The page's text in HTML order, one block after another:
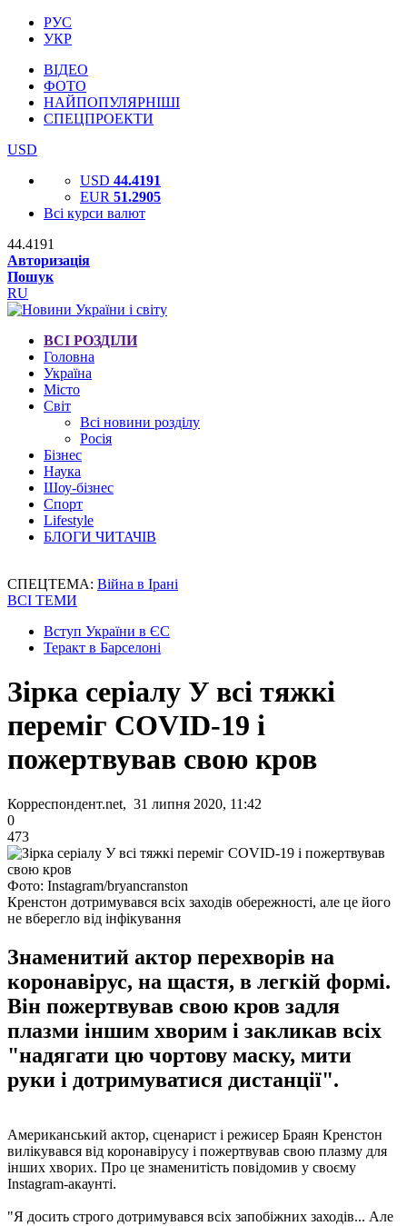
РУС
УКР
ВІДЕО
ФОТО
НАЙПОПУЛЯРНІШІ
СПЕЦПРОЕКТИ
USD
USD 44.4191
EUR 51.2905
Всі курси валют
44.4191
Авторизація
Пошук
RU
ВСІ РОЗДІЛИ
Головна
Україна
Місто
Світ
Всі новини розділу
Росія
Бізнес
Наука
Шоу-бізнес
Спорт
Lifestyle
БЛОГИ ЧИТАЧІВ
СПЕЦТЕМА: Війна в Ірані
ВСІ ТЕМИ
Вступ України в ЄС
Теракт в Барселоні
Зірка серіалу У всі тяжкі
переміг COVID-19 і
пожертвував свою кров
Корреспондент.net, 31 липня 2020, 11:42
0
473
Фото: Instagram/bryancranston
Кренстон дотримувався всіх заходів обережності, але це його
не вберегло від інфікування
Знаменитий актор перехворів на
коронавірус, на щастя, в легкій формі.
Він пожертвував свою кров задля
плазми іншим хворим і закликав всіх
"надягати цю чортову маску, мити
руки і дотримуватися дистанції".
Американський актор, сценарист і режисер Браян Кренстон
вилікувався від коронавірусу і пожертвував свою плазму для
інших хворих. Про це знаменитість повідомив у своєму
Instagram-акаунті.
"Я досить строго дотримувався всіх запобіжних заходів... Але